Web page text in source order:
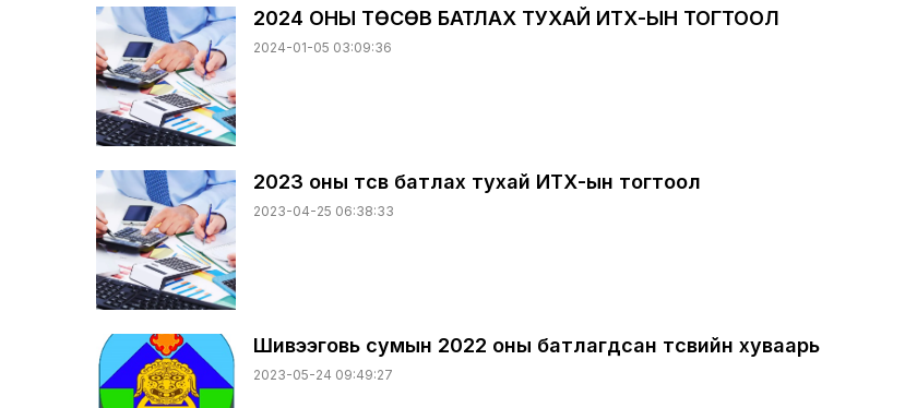
2024 ОНЫ ТӨСӨВ БАТЛАХ ТУХАЙ ИТХ-ЫН ТОГТООЛ
2024-01-05 03:09:36
2023 оны төсөв батлах тухай ИТХ-ын тогтоол
2023-04-25 06:38:33
Шивээговь сумын 2022 оны батлагдсан төсвийн хуваарь
2023-05-24 09:49:27